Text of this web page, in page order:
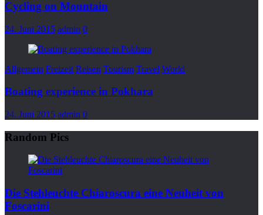
Cycling on Mountain
24. Juni 2015 admin 0
Allgemein Freizeit Reisen Tourism Travel World
Boating experience in Pokhara
24. Juni 2015 admin 0
Random Pics
Die Stehleuchte Chiaroscura eine Neuheit von
Foscarini